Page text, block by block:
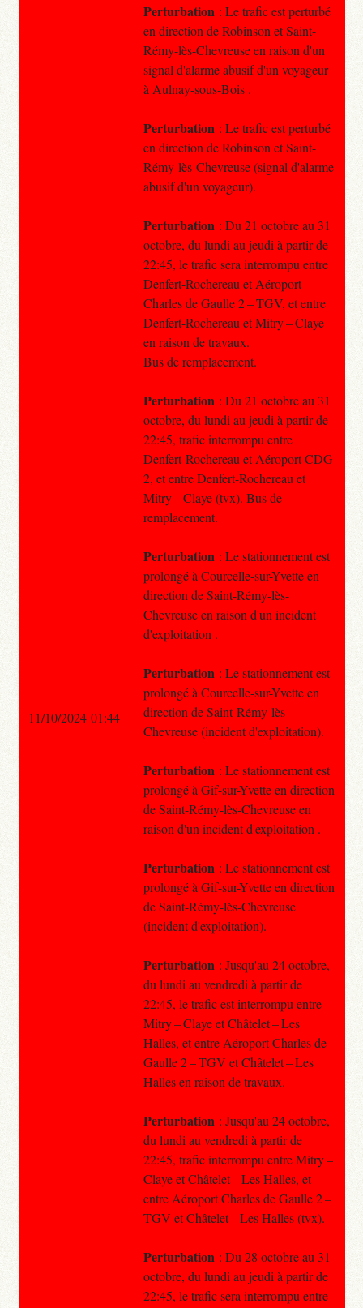
Perturbation : Le trafic est perturbé
en direction de Robinson et Saint-
Rémy-lès-Chevreuse en raison d'un
signal d'alarme abusif d'un voyageur
à Aulnay-sous-Bois .
Perturbation : Le trafic est perturbé
en direction de Robinson et Saint-
Rémy-lès-Chevreuse (signal d'alarme
abusif d'un voyageur).
Perturbation : Du 21 octobre au 31
octobre, du lundi au jeudi à partir de
22:45, le trafic sera interrompu entre
Denfert-Rochereau et Aéroport
Charles de Gaulle 2 – TGV, et entre
Denfert-Rochereau et Mitry – Claye
en raison de travaux.
Bus de remplacement.
Perturbation : Du 21 octobre au 31
octobre, du lundi au jeudi à partir de
22:45, trafic interrompu entre
Denfert-Rochereau et Aéroport CDG
2, et entre Denfert-Rochereau et
Mitry – Claye (tvx). Bus de
remplacement.
Perturbation : Le stationnement est
prolongé à Courcelle-sur-Yvette en
direction de Saint-Rémy-lès-
Chevreuse en raison d'un incident
d'exploitation .
Perturbation : Le stationnement est
prolongé à Courcelle-sur-Yvette en
direction de Saint-Rémy-lès-
Chevreuse (incident d'exploitation).
Perturbation : Le stationnement est
prolongé à Gif-sur-Yvette en direction
de Saint-Rémy-lès-Chevreuse en
raison d'un incident d'exploitation .
Perturbation : Le stationnement est
prolongé à Gif-sur-Yvette en direction
de Saint-Rémy-lès-Chevreuse
(incident d'exploitation).
Perturbation : Jusqu'au 24 octobre,
du lundi au vendredi à partir de
22:45, le trafic est interrompu entre
Mitry – Claye et Châtelet – Les
Halles, et entre Aéroport Charles de
Gaulle 2 – TGV et Châtelet – Les
Halles en raison de travaux.
Perturbation : Jusqu'au 24 octobre,
du lundi au vendredi à partir de
22:45, trafic interrompu entre Mitry –
Claye et Châtelet – Les Halles, et
entre Aéroport Charles de Gaulle 2 –
TGV et Châtelet – Les Halles (tvx).
Perturbation : Du 28 octobre au 31
octobre, du lundi au jeudi à partir de
22:45, le trafic sera interrompu entre
11/10/2024 01:44